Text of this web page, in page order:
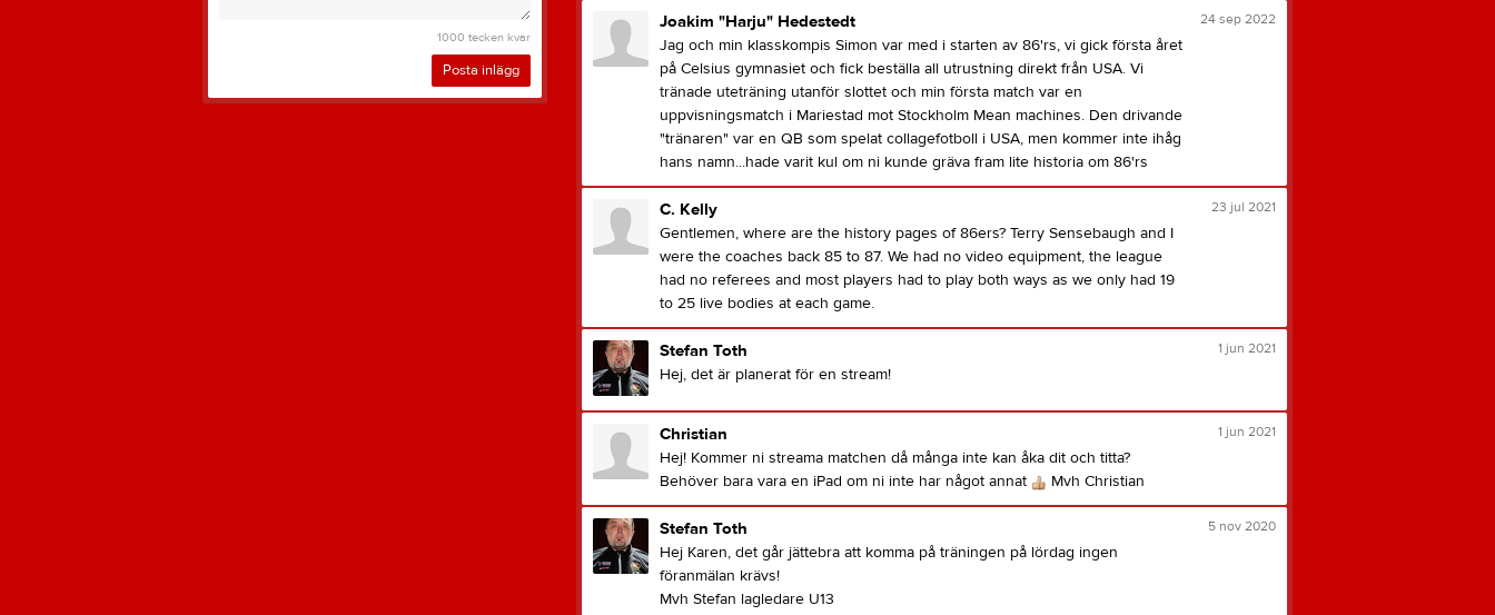
1000 tecken kvar
Posta inlägg
24 sep 2022
Joakim "Harju" Hedestedt
Jag och min klasskompis Simon var med i starten av 86'rs, vi gick första året
på Celsius gymnasiet och fick beställa all utrustning direkt från USA. Vi
tränade uteträning utanför slottet och min första match var en
uppvisningsmatch i Mariestad mot Stockholm Mean machines. Den drivande
"tränaren" var en QB som spelat collagefotboll i USA, men kommer inte ihåg
hans namn...hade varit kul om ni kunde gräva fram lite historia om 86'rs
23 jul 2021
C. Kelly
Gentlemen, where are the history pages of 86ers? Terry Sensebaugh and I
were the coaches back 85 to 87. We had no video equipment, the league
had no referees and most players had to play both ways as we only had 19
to 25 live bodies at each game.
1 jun 2021
Stefan Toth
Hej, det är planerat för en stream!
1 jun 2021
Christian
Hej! Kommer ni streama matchen då många inte kan åka dit och titta?
Behöver bara vara en iPad om ni inte har något annat
Mvh Christian
5 nov 2020
Stefan Toth
Hej Karen, det går jättebra att komma på träningen på lördag ingen
föranmälan krävs!
Mvh Stefan lagledare U13